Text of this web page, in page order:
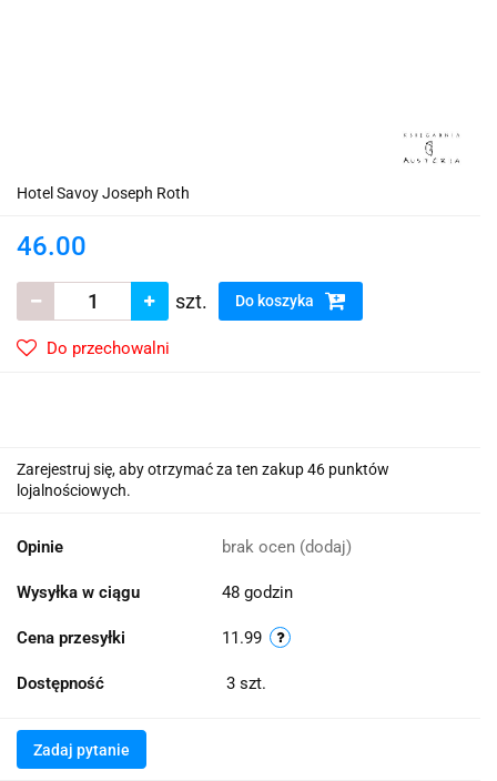
Hotel Savoy Joseph Roth
46.00
szt. Do koszyka
Do przechowalni
Zarejestruj się, aby otrzymać za ten zakup 46 punktów
lojalnościowych.
Opinie brak ocen (dodaj)
Wysyłka w ciągu 48 godzin
Cena przesyłki 11.99
Dostępność 3 szt.
Zadaj pytanie